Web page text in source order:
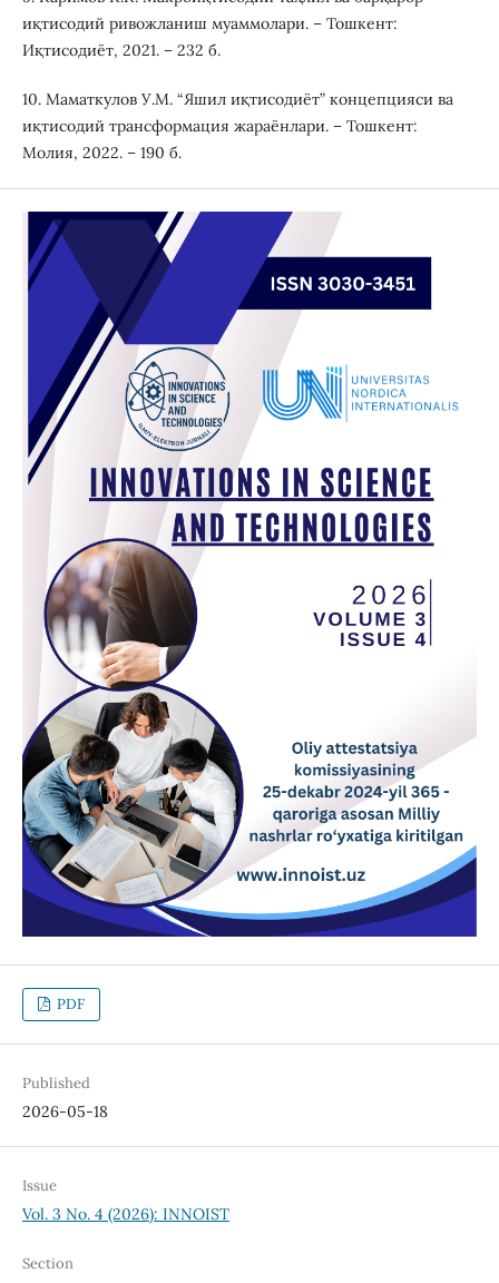
иқтисодий ривожланиш муаммолари. – Тошкент:
Иқтисодиёт, 2021. – 232 б.
10. Маматкулов У.М. “Яшил иқтисодиёт” концепцияси ва
иқтисодий трансформация жараёнлари. – Тошкент:
Молия, 2022. – 190 б.
PDF
Published
2026-05-18
Issue
Vol. 3 No. 4 (2026): INNOIST
Section